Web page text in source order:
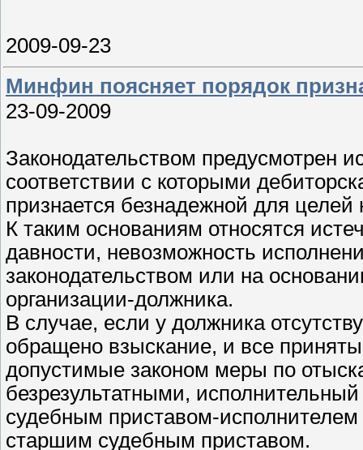
2009-09-23
Минфин поясняет порядок
23-09-2009
Законодательством предусмотрен
соответствии с которыми
признается безнадежной для
К таким основаниям относятся
давности, невозможность
законодательством или на
организации-должника.
В случае, если у должника
обращено взыскание, и все
допустимые законом меры по
безрезультатными,
судебным приставом-исполнителем
старшим судебным приставом.